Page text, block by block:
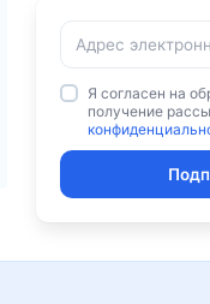
Я согласен на
получение